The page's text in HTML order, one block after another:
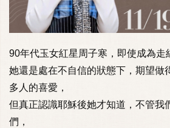
90年代玉女紅星周子寒，即使成為走
她還是處在不自信的狀態下，期望做
多人的喜愛，
但真正認識耶穌後她才知道，不管我
們，